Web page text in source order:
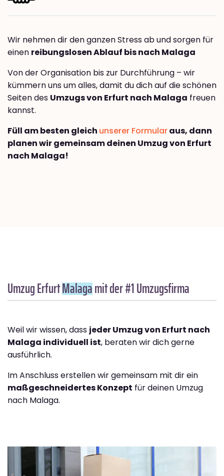
Wir nehmen dir den ganzen Stress ab und sorgen für
einen reibungslosen Ablauf bis nach Malaga
Von der Organisation bis zur Durchführung – wir
kümmern uns um alles, damit du dich auf die schönen
Seiten des Umzugs von Erfurt nach Malaga freuen
kannst.
Füll am besten gleich unserer Formularaus, dann
planen wir gemeinsam deinen Umzug von Erfurt
nach Malaga!
Umzug ErfurtMalagamit der #1 Umzugsfirma
Weil wir wissen, dass jeder Umzug von Erfurt nach
Malaga individuell ist, beraten wir dich gerne
ausführlich.
Im Anschluss erstellen wir gemeinsam mit dir ein
maßgeschneidertes Konzept für deinen Umzug
nach Malaga.